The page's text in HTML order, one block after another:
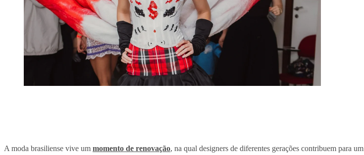
A moda brasiliense vive um momento de renovação, na qual designers de diferentes gerações contribuem para um